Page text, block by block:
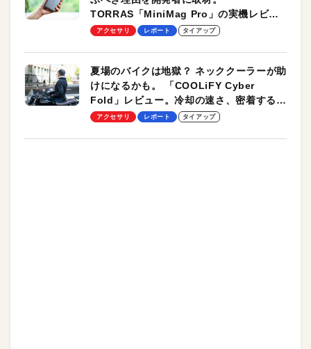
TORRAS「MiniMag Pro」の実機レビュ
ーも
アクセサリ レポート タイアップ
夏場のバイクは地獄？ ネッククーラーが助
けになるかも。 「COOLiFY Cyber
Fold」レビュー。冷却の速さ、密着する冷
却プレート、シンプルな操作性がグッド！
アクセサリ レポート タイアップ